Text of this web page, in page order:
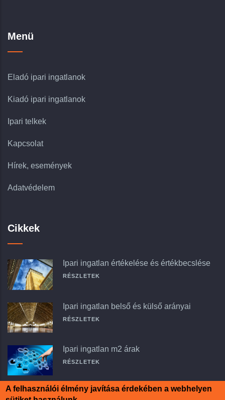
Menü
Eladó ipari ingatlanok
Kiadó ipari ingatlanok
Ipari telkek
Kapcsolat
Hírek, események
Adatvédelem
Cikkek
Ipari ingatlan értékelése és értékbecslése
RÉSZLETEK
Ipari ingatlan belső és külső arányai
RÉSZLETEK
Ipari ingatlan m2 árak
RÉSZLETEK
A felhasználói élmény javítása érdekében a webhelyen